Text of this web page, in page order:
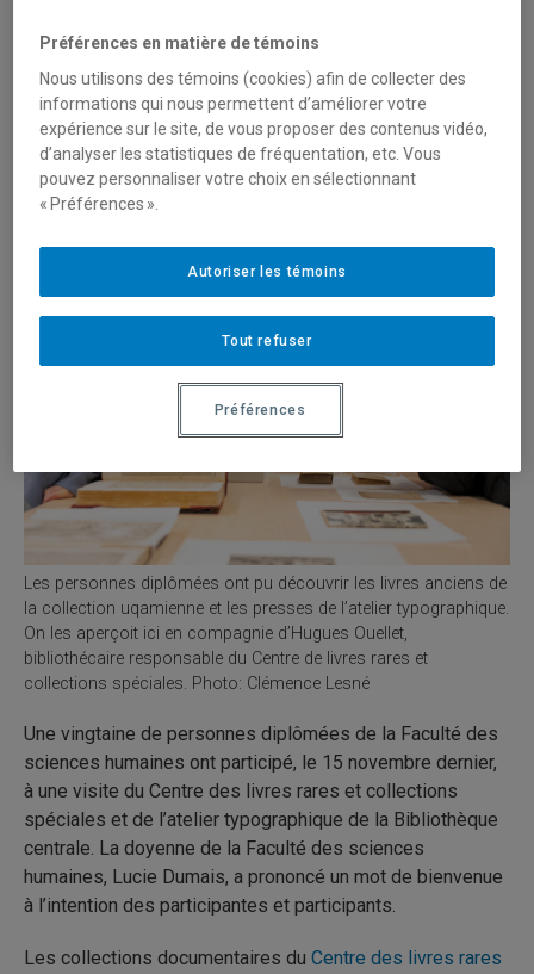
cachés de la bibliothèque
ParActualités UQAM
Des personnes diplômées en sciences humaines
visitent le nouvel atelier typographique et le Centre
des livres rares et collections spéciales.
Les personnes diplômées ont pu découvrir les livres anciens de
la collection uqamienne et les presses de l’atelier typographique.
On les aperçoit ici en compagnie d’Hugues Ouellet,
bibliothécaire responsable du Centre de livres rares et
collections spéciales. Photo: Clémence Lesné
Une vingtaine de personnes diplômées de la Faculté des
sciences humaines ont participé, le 15 novembre dernier,
à une visite du Centre des livres rares et collections
spéciales et de l’atelier typographique de la Bibliothèque
centrale. La doyenne de la Faculté des sciences
humaines, Lucie Dumais, a prononcé un mot de bienvenue
à l’intention des participantes et participants.
Les collections documentaires du Centre des livres rares
Préférences en matière de témoins
Nous utilisons des témoins (cookies) afin de collecter des
informations qui nous permettent d’améliorer votre
expérience sur le site, de vous proposer des contenus vidéo,
d’analyser les statistiques de fréquentation, etc. Vous
pouvez personnaliser votre choix en sélectionnant
« Préférences ».
Tout refuser
Autoriser les témoins
Préférences